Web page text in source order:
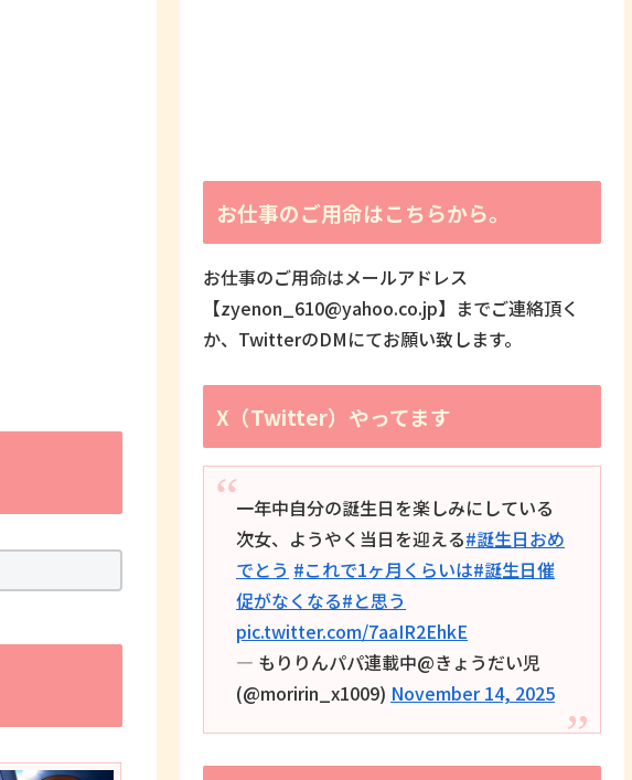
お仕事のご用命はこちらから。
お仕事のご用命はメールアドレス
【zyenon_610@yahoo.co.jp】までご連絡頂く
か、TwitterのDMにてお願い致します。
X（Twitter）やってます
一年中自分の誕生日を楽しみにしている
次女、ようやく当日を迎える#誕生日おめ
でとう #これで1ヶ月くらいは#誕生日催
促がなくなる#と思う
pic.twitter.com/7aaIR2EhkE
— もりりんパパ連載中@きょうだい児
(@moririn_x1009) November 14, 2025